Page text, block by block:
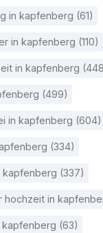
in kapfenberg (61)
in kapfenberg (110)
in kapfenberg
(499)
in kapfenberg (604)
(334)
(337)
hochzeit in
(63)